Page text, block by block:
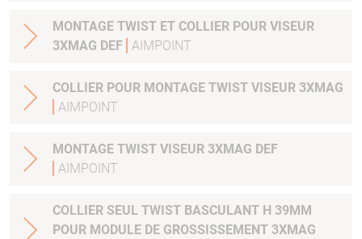
MONTAGE TWIST ET COLLIER POUR VISEUR
3XMAG DEF AIMPOINT
COLLIER POUR MONTAGE TWIST VISEUR 3XMAG
AIMPOINT
MONTAGE TWIST VISEUR 3XMAG DEF
AIMPOINT
COLLIER SEUL TWIST BASCULANT H 39MM
POUR MODULE DE GROSSISSEMENT 3XMAG